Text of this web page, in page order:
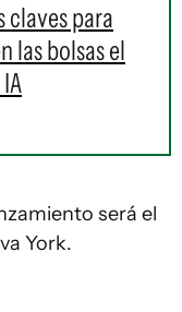
claves para
las bolsas el
será el
York.